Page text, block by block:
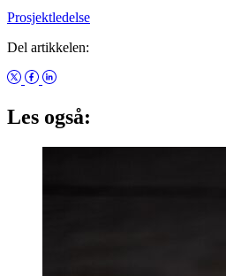
Prosjektledelse
Del artikkelen:
Les også: